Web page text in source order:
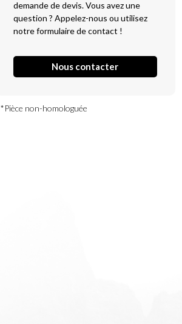
demande de devis. Vous avez une
question ? Appelez-nous ou utilisez
notre formulaire de contact !
Nous contacter
*Pièce non-homologuée